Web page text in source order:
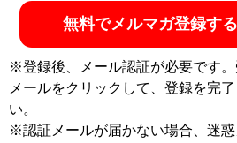
国「猛毒食品」に殺される
』(扶桑社刊)
ルポ 新型コロナ詐欺 ～経済対策200兆
』(扶桑社刊)発売
『 ルポ 新型コロナ詐欺 ～経済対
無料でメルマガ登録す
※登録後、メール認証が必要です
メールをクリックして、登録を完
い。
※認証メールが届かない場合、迷惑